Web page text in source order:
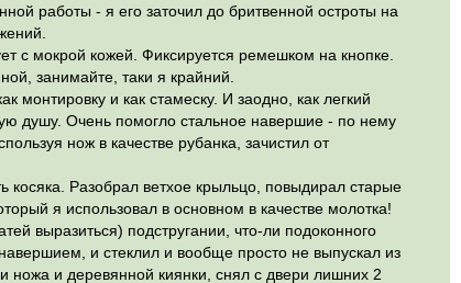
работы - я его заточил до бритвенной остроты на
с мокрой кожей. Фиксируется ремешком на кнопке.
занимайте, таки я крайний.
монтировку и как стамеску. И заодно, как легкий
душу. Очень помогло стальное навершие - по нему
нож в качестве рубанка, зачистил от
Разобрал ветхое крыльцо, повыдирал старые
я использовал в основном в качестве молотка!
выразиться) подстругании, что-ли подоконного
и стеклил и вообще просто не выпускал из
ножа и деревянной киянки, снял с двери лишних 2